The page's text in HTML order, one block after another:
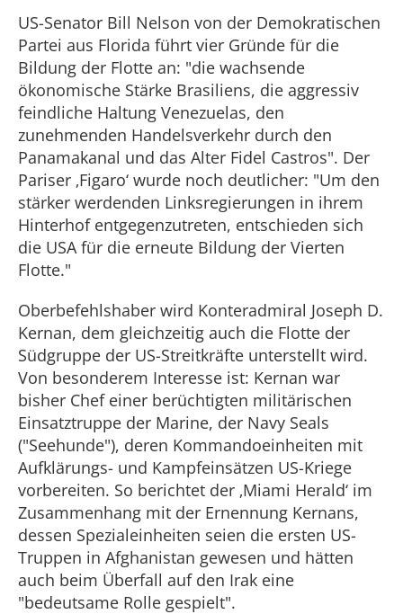
US-Senator Bill Nelson von der Demokratischen
Partei aus Florida führt vier Gründe für die
Bildung der Flotte an: "die wachsende
ökonomische Stärke Brasiliens, die aggressiv
feindliche Haltung Venezuelas, den
zunehmenden Handelsverkehr durch den
Panamakanal und das Alter Fidel Castros". Der
Pariser ‚Figaro‘ wurde noch deutlicher: "Um den
stärker werdenden Linksregierungen in ihrem
Hinterhof entgegenzutreten, entschieden sich
die USA für die erneute Bildung der Vierten
Flotte."
Oberbefehlshaber wird Konteradmiral Joseph D.
Kernan, dem gleichzeitig auch die Flotte der
Südgruppe der US-Streitkräfte unterstellt wird.
Von besonderem Interesse ist: Kernan war
bisher Chef einer berüchtigten militärischen
Einsatztruppe der Marine, der Navy Seals
("Seehunde"), deren Kommandoeinheiten mit
Aufklärungs- und Kampfeinsätzen US-Kriege
vorbereiten. So berichtet der ‚Miami Herald‘ im
Zusammenhang mit der Ernennung Kernans,
dessen Spezialeinheiten seien die ersten US-
Truppen in Afghanistan gewesen und hätten
auch beim Überfall auf den Irak eine
"bedeutsame Rolle gespielt".